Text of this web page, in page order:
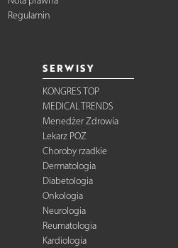
Regulamin
SERWISY
KONGRES TOP
MEDICAL TRENDS
Menedżer Zdrowia
Lekarz POZ
Choroby rzadkie
Dermatologia
Diabetologia
Onkologia
Neurologia
Reumatologia
Kardiologia